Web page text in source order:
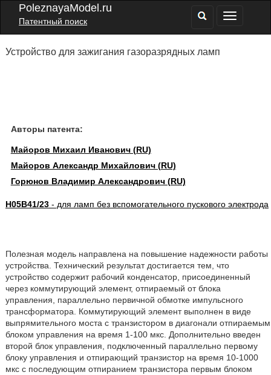
PoleznayaModel.ru
Патентный поиск
Устройство для зажигания газоразрядных ламп
Авторы патента:
Майоров Михаил Иванович (RU)
Майоров Александр Михайлович (RU)
Горюнов Владимир Александрович (RU)
H05B41/23- для ламп без вспомогательного пускового электрода
Полезная модель направлена на повышение надежности работы
устройства. Технический результат достигается тем, что
устройство содержит рабочий конденсатор, присоединенный
через коммутирующий элемент, отпираемый от блока
управления, параллельно первичной обмотке импульсного
трансформатора. Коммутирующий элемент выполнен в виде
выпрямительного моста с транзистором в диагонали отпираемым
блоком управления на время 1-100 мкс. Дополнительно введен
второй блок управления, подключенный параллельно первому
блоку управления и отпирающий транзистор на время 10-1000
мкс с последующим отпиранием транзистора первым блоком